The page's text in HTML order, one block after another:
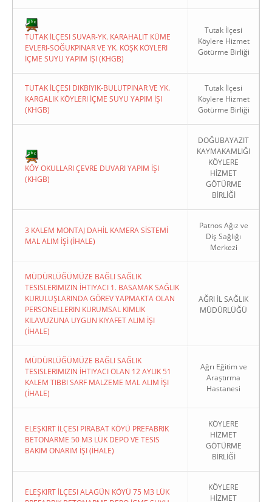
TUTAK İLÇESI SUVAR-YK. KARAHALIT KÜME
EVLERI-SOĞUKPINAR VE YK. KÖŞK KÖYLERI
İÇME SUYU YAPIM İŞI (KHGB)
Tutak İlçesi
Köylere Hizmet
Götürme Birliği
TUTAK İLÇESI DIKBIYIK-BULUTPINAR VE YK.
KARGALIK KÖYLERI İÇME SUYU YAPIM İŞI
(KHGB)
Tutak İlçesi
Köylere Hizmet
Götürme Birliği
KÖY OKULLARI ÇEVRE DUVARI YAPIM İŞI
(KHGB)
DOĞUBAYAZIT
KAYMAKAMLIĞI
KÖYLERE
HİZMET
GÖTÜRME
BİRLİĞİ
3 KALEM MONTAJ DAHİL KAMERA SİSTEMİ
MAL ALIM İŞİ (İHALE)
Patnos Ağız ve
Diş Sağlığı
Merkezi
MÜDÜRLÜĞÜMÜZE BAĞLI SAĞLIK
TESISLERIMIZIN İHTIYACI 1. BASAMAK SAĞLIK
KURULUŞLARINDA GÖREV YAPMAKTA OLAN
PERSONELLERIN KURUMSAL KIMLIK
KILAVUZUNA UYGUN KIYAFET ALIM İŞI
(İHALE)
AĞRI İL SAĞLIK
MÜDÜRLÜĞÜ
MÜDÜRLÜĞÜMÜZE BAĞLI SAĞLIK
TESISLERIMIZIN İHTIYACI OLAN 12 AYLIK 51
KALEM TIBBI SARF MALZEME MAL ALIM İŞI
(İHALE)
Ağrı Eğitim ve
Araştırma
Hastanesi
ELEŞKIRT İLÇESI PIRABAT KÖYÜ PREFABRIK
BETONARME 50 M3 LÜK DEPO VE TESIS
BAKIM ONARIM İŞI (İHALE)
KÖYLERE
HİZMET
GÖTÜRME
BİRLİĞİ
ELEŞKIRT İLÇESI ALAGÜN KÖYÜ 75 M3 LÜK
KÖYLERE
HİZMET